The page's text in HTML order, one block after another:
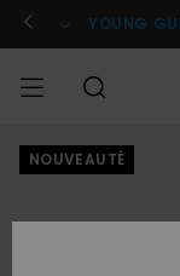
l'information
le
Se connecter
YOUNG
HOMME
NOUVEAUTÉ